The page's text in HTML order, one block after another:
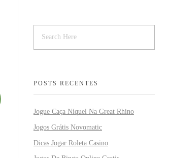
POSTS RECENTES
Jogue Caça Níquel Na Great Rhino
Jogos Grátis Novomatic
Dicas Jogar Roleta Casino